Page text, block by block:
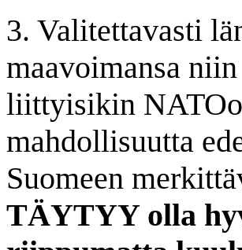
3. Valitettavasti
maavoimansa
liittyisikin
mahdollisuutta
Suomeen
TÄYTYY olla